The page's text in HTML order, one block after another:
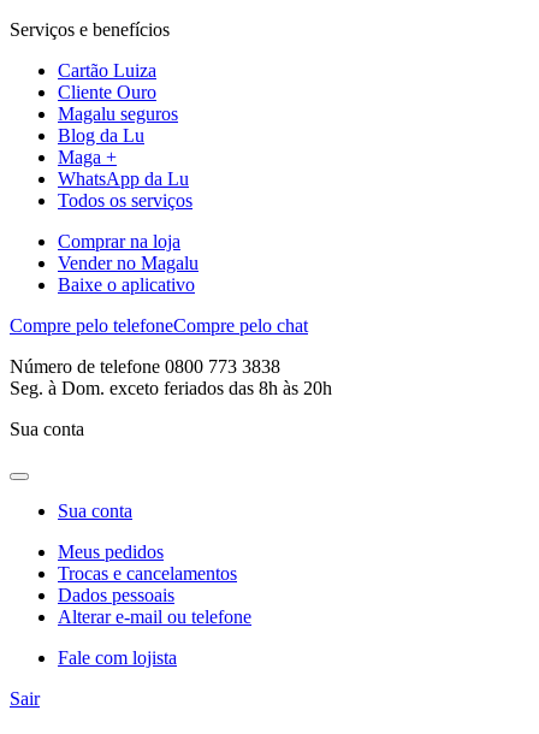
Serviços e benefícios
Cartão Luiza
Cliente Ouro
Magalu seguros
Blog da Lu
Maga +
WhatsApp da Lu
Todos os serviços
Comprar na loja
Vender no Magalu
Baixe o aplicativo
Compre pelo telefoneCompre pelo chat
Número de telefone 0800 773 3838
Seg. à Dom. exceto feriados das 8h às 20h
Sua conta
Sua conta
Meus pedidos
Trocas e cancelamentos
Dados pessoais
Alterar e-mail ou telefone
Fale com lojista
Sair